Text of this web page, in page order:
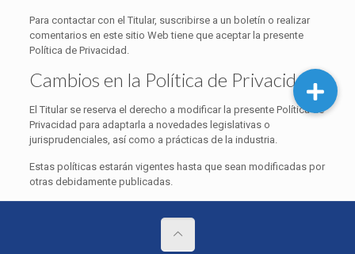
Para contactar con el Titular, suscribirse a un boletín o realizar
comentarios en este sitio Web tiene que aceptar la presente
Política de Privacidad.
Cambios en la Política de Privacidad
El Titular se reserva el derecho a modificar la presente Política de
Privacidad para adaptarla a novedades legislativas o
jurisprudenciales, así como a prácticas de la industria.
Estas políticas estarán vigentes hasta que sean modificadas por
otras debidamente publicadas.